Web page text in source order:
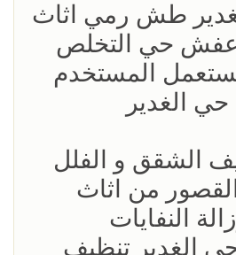
طش رمي اثاث
0558536273 عفش حي التخلص
المستخدم
حي الغدير
الشقق و الفلل
0558536273 القصور من اثاث
النفايات
حي الغدير تنظيف